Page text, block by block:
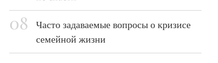
Часто задаваемые вопросы о кризисе
семейной жизни